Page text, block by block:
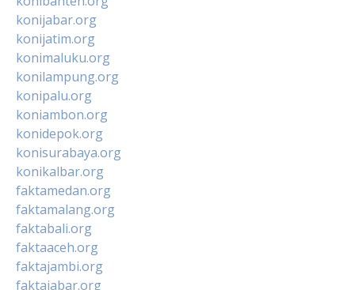
konijabar.org
konijatim.org
konimaluku.org
konilampung.org
konipalu.org
koniambon.org
konidepok.org
konisurabaya.org
konikalbar.org
faktamedan.org
faktamalang.org
faktabali.org
faktaaceh.org
faktajambi.org
faktajabar.org